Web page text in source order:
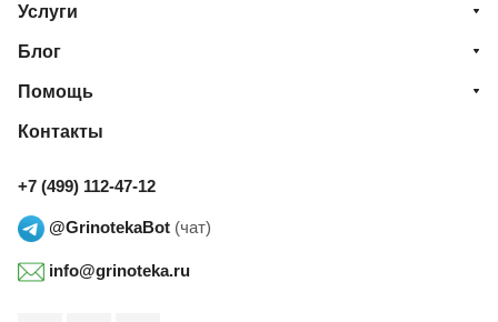
Услуги
Блог
Помощь
Контакты
+7 (499) 112-47-12
@GrinotekaBot (чат)
info@grinoteka.ru